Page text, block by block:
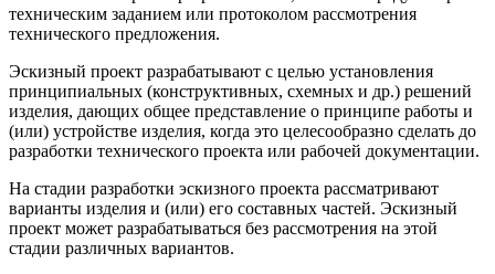
техническим заданием или протоколом рассмотрения
технического предложения.
Эскизный проект разрабатывают с целью установления
принципиальных (конструктивных, схемных и др.) решений
изделия, дающих общее представление о принципе работы и
(или) устройстве изделия, когда это целесообразно сделать до
разработки технического проекта или рабочей документации.
На стадии разработки эскизного проекта рассматривают
варианты изделия и (или) его составных частей. Эскизный
проект может разрабатываться без рассмотрения на этой
стадии различных вариантов.